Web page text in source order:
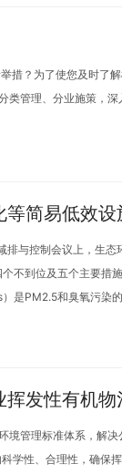
？为了使您及时了
管理、分业施策，
简易低效设
与控制会议上，生
不到位及五个主要措
PM2.5和臭氧污染
发性有机物
管理标准体系，解
学性、合理性，确